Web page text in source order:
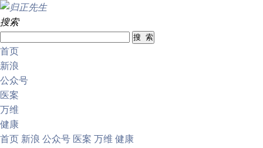
搜索
首页
新浪
公众号
医案
万维
健康
首页 新浪 公众号 医案 万维 健康